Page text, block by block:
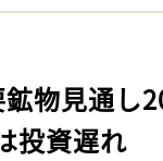
鉱物見通
投資遅れ